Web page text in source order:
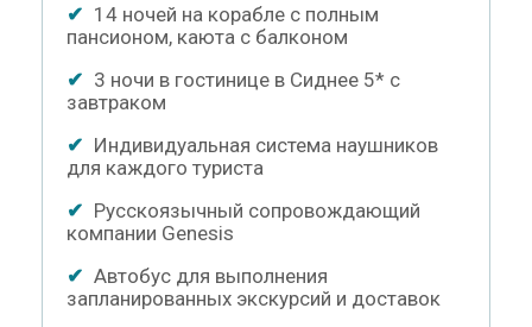
✔ 14 ночей на корабле с полным
пансионом, каюта с балконом
✔ 3 ночи в гостинице в Сиднее 5* с
завтраком
✔ Индивидуальная система наушников
для каждого туриста
✔ Русскоязычный сопровождающий
компании Genesis
✔ Автобус для выполнения
запланированных экскурсий и доставок